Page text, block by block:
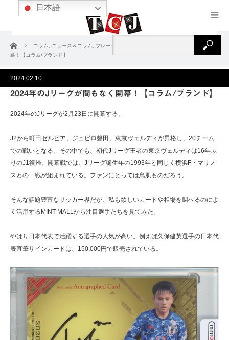
ホーム コラム ニュース＆コラム プレーヤー
2024年のJリーグが間もなく開
幕！【コラム/ブランド】
2024.02.10
2024年のJリーグが間もなく開幕！【コラム/ブランド】
2024年のJリーグが2月23日に開幕する。
J2から町田ゼルビア、ジュビロ磐田、東京ヴェルディが昇格し、20チーム
での戦いとなる。その中でも、初代Jリーグ王者の東京ヴェルディは16年ぶ
りのJ1復帰。開幕戦では、Jリーグ誕生年の1993年と同じく横浜F・マリノ
スとの一戦が組まれている。ファンにとっては鳥肌ものだろう。
そんな話題豊富なサッカー界だが、私も欲しいカードや相場を調べるのによ
く活用するMINT-MALLから注目選手たちを見てみた。
やはり日本代表で活躍する選手の人気が高い。例えば久保建英選手の日本代
表直筆サインカードは、150,000円で販売されている。
日本語